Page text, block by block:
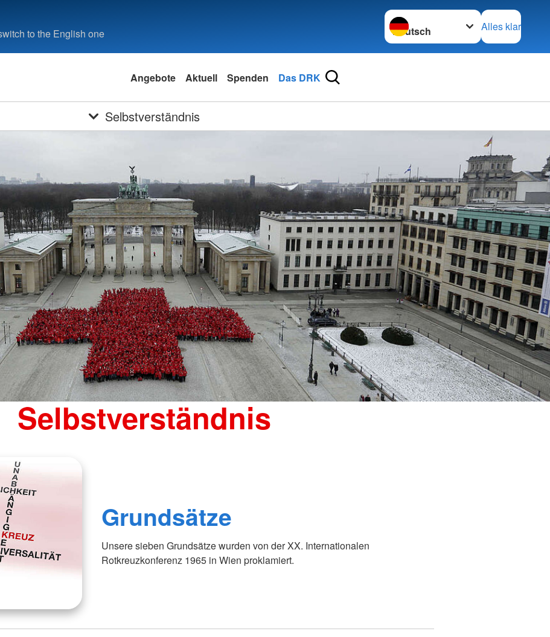
to the English one
Sprache wechseln zu
Alles klar
Angebote Aktuell Spenden Das DRK
Selbstverständnis
Selbstverständnis
Grundsätze
Unsere sieben Grundsätze wurden von der XX. Internationalen
Rotkreuzkonferenz 1965 in Wien proklamiert.